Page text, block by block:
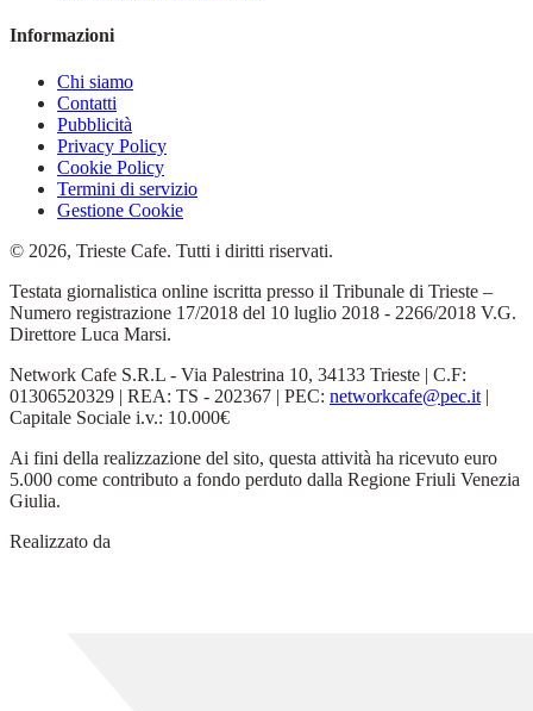
Informazioni
Chi siamo
Contatti
Pubblicità
Privacy Policy
Cookie Policy
Termini di servizio
Gestione Cookie
© 2026, Trieste Cafe. Tutti i diritti riservati.
Testata giornalistica online iscritta presso il Tribunale di Trieste –
Numero registrazione 17/2018 del 10 luglio 2018 - 2266/2018 V.G.
Direttore Luca Marsi.
Network Cafe S.R.L - Via Palestrina 10, 34133 Trieste | C.F:
01306520329 | REA: TS - 202367 | PEC: networkcafe@pec.it |
Capitale Sociale i.v.: 10.000€
Ai fini della realizzazione del sito, questa attività ha ricevuto euro
5.000 come contributo a fondo perduto dalla Regione Friuli Venezia
Giulia.
Realizzato da